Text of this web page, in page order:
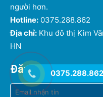
người hơn.
Hotline: 0375.288.862
Địa chỉ: Khu đô thị Kim
HN
Đăng ký nhận tin
0375.288.862